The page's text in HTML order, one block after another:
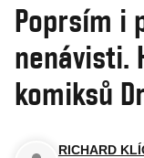
Poprsím i
nenávisti.
komiksů
RICHARD